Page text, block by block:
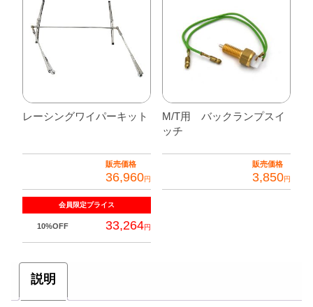
レーシングワイパーキット
販売価格
36,960円
会員限定プライス
10%OFF 33,264円
M/T用 バックランプスイ
ッチ
販売価格
3,850円
説明